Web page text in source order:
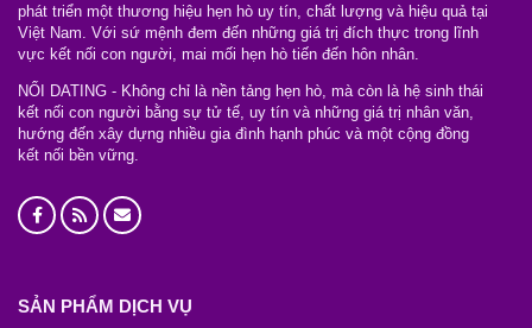
phát triển một thương hiệu hẹn hò uy tín, chất lượng và hiệu quả tại
Việt Nam. Với sứ mệnh đem đến những giá trị đích thực trong lĩnh
vực kết nối con người, mai mối hẹn hò tiến đến hôn nhân.
NỐI DATING - Không chỉ là nền tảng hẹn hò, mà còn là hệ sinh thái
kết nối con người bằng sự tử tế, uy tín và những giá trị nhân văn,
hướng đến xây dựng nhiều gia đình hạnh phúc và một cộng đồng
kết nối bền vững.
SẢN PHẨM DỊCH VỤ